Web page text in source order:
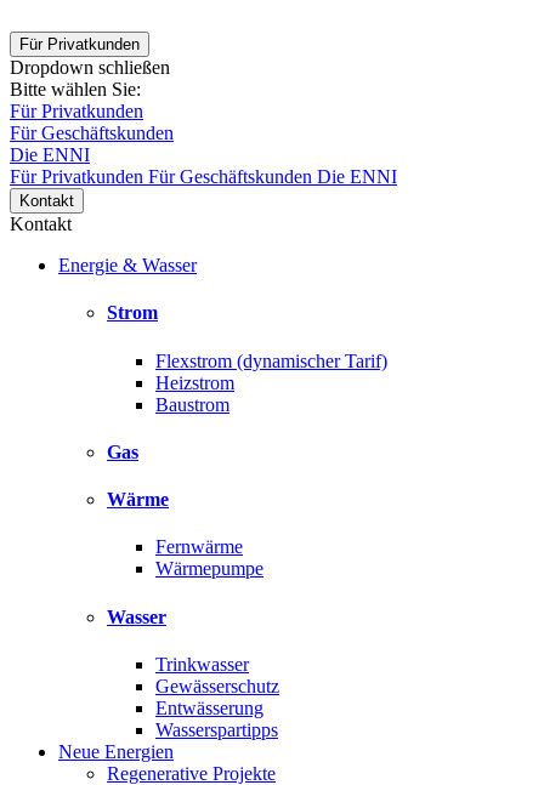
Für Privatkunden
Dropdown schließen
Bitte wählen Sie:
Für Privatkunden
Für Geschäftskunden
Die ENNI
Für Privatkunden Für Geschäftskunden Die ENNI
Kontakt
Kontakt
Energie & Wasser
Strom
Flexstrom (dynamischer Tarif)
Heizstrom
Baustrom
Gas
Wärme
Fernwärme
Wärmepumpe
Wasser
Trinkwasser
Gewässerschutz
Entwässerung
Wasserspartipps
Neue Energien
Regenerative Projekte